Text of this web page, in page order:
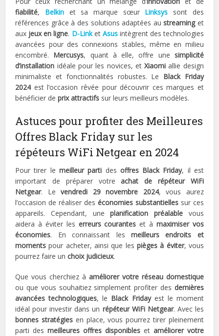
fiabilité, Belkinet sa marque sœur Linksys sont des
références grâce à des solutions adaptées austreaminget
aux jeux en ligne. D-Linket Asusintègrent des technologies
avancées pour des connexions stables, même en milieu
encombré. Mercusys, quant à elle, offre une simplicité
d’installation idéale pour les novices, etXiaomi allie design
minimaliste et fonctionnalités robustes. Le Black Friday
2024est l’occasion rêvée pour découvrir ces marques et
bénéficier deprix attractifs sur leurs meilleurs modèles.
Astuces pour profiter des Meilleures
Offres Black Friday sur les
répéteurs WiFi Netgear en 2024
Pour tirer le meilleur parti des offres Black Friday, il est
important de préparer votreachat de répéteur WiFi
Netgear. Levendredi 29 novembre 2024, vous aurez
l’occasion de réaliser des économies substantiellessur ces
appareils. Cependant, uneplanification préalable vous
aidera à éviter les erreurs courantes et à maximiser vos
économies. En connaissant les meilleurs endroits et
moments pour acheter, ainsi que les pièges à éviter, vous
pourrez faire unchoix judicieux.
Que vous cherchiez à améliorer votre réseau domestique
ou que vous souhaitiez simplement profiter des dernières
avancées technologiques, le Black Fridayest le moment
idéal pour investir dans un répéteur WiFi Netgear. Avec les
bonnes stratégies en place, vous pourrez tirer pleinement
parti desmeilleures offres disponibleset améliorer votre